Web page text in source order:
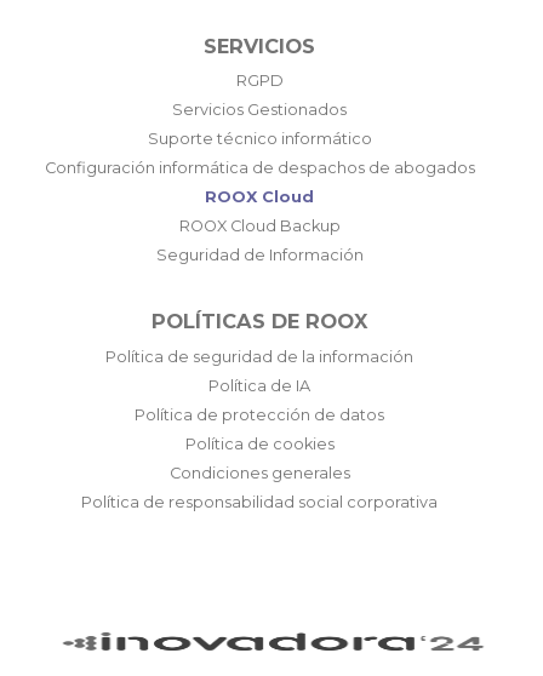
SERVICIOS
RGPD
Servicios Gestionados
Suporte técnico informático
Configuración informática de despachos de abogados
ROOX Cloud
ROOX Cloud Backup
Seguridad de Información
POLÍTICAS DE ROOX
Política de seguridad de la información
Política de IA
Política de protección de datos
Política de cookies
Condiciones generales
Política de responsabilidad social corporativa